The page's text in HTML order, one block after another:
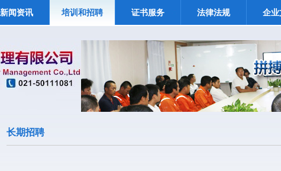
新闻资讯 培训和招聘 证书服务 法律法规 企业
长期招聘